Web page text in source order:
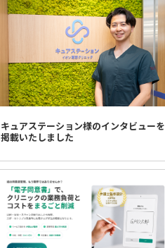
キュアステーション様のインタビューを
掲載いたしました